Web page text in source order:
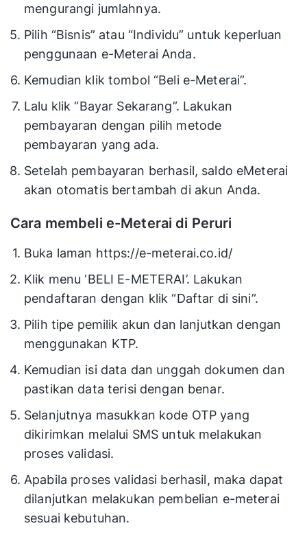
mengurangi jumlahnya.
Pilih “Bisnis” atau “Individu” untuk keperluan
penggunaan e-Meterai Anda.
Kemudian klik tombol “Beli e-Meterai”.
Lalu klik “Bayar Sekarang”. Lakukan
pembayaran dengan pilih metode
pembayaran yang ada.
Setelah pembayaran berhasil, saldo eMeterai
akan otomatis bertambah di akun Anda.
Cara membeli e-Meterai di Peruri
Buka laman https://e-meterai.co.id/
Klik menu ‘BELI E-METERAI’. Lakukan
pendaftaran dengan klik “Daftar di sini”.
Pilih tipe pemilik akun dan lanjutkan dengan
menggunakan KTP.
Kemudian isi data dan unggah dokumen dan
pastikan data terisi dengan benar.
Selanjutnya masukkan kode OTP yang
dikirimkan melalui SMS untuk melakukan
proses validasi.
Apabila proses validasi berhasil, maka dapat
dilanjutkan melakukan pembelian e-meterai
sesuai kebutuhan.